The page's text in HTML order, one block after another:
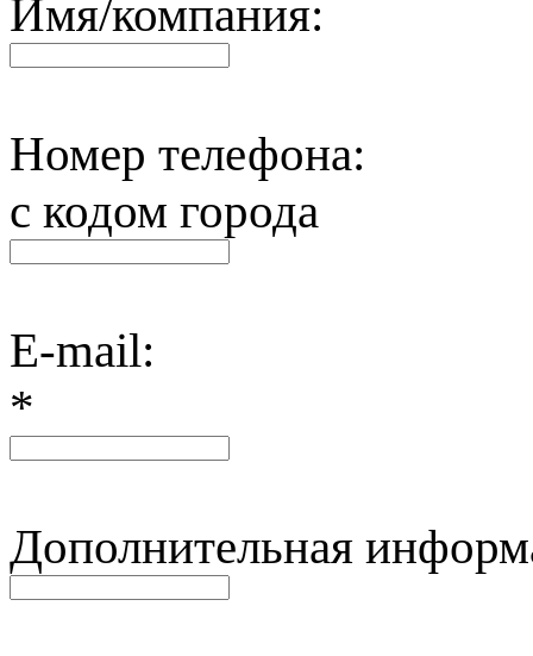
Имя/компания:
Номер телефона:
с кодом города
E-mail:
*
Дополнительная